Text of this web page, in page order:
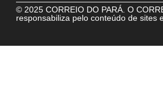
© 2025 CORREIO DO PARÁ. O
responsabiliza pelo conteúdo de sites